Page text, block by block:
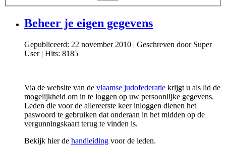
Beheer je eigen gegevens
Gepubliceerd: 22 november 2010 | Geschreven door Super
User| Hits: 8185
Via de website van de vlaamse judofederatie krijgt u als lid de
mogelijkheid om in te loggen op uw persoonlijke gegevens.
Leden die voor de allereerste keer inloggen dienen het
paswoord te gebruiken dat onderaan in het midden op de
vergunningskaart terug te vinden is.
Bekijk hier de handleiding voor de leden.